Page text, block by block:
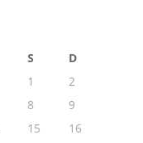
S
D
1
2
8
9
15
16